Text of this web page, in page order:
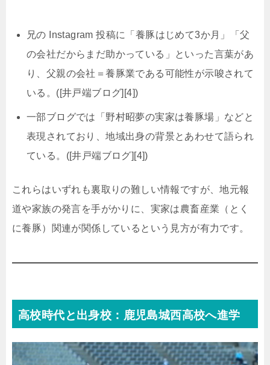
兄の Instagram 投稿に「養豚はじめて3か月」「父
の会社だからまだ助かっている」といった言葉があ
り、父親の会社＝養豚業である可能性が示唆されて
いる。([井戸端ブログ][4])
一部ブログでは「野村昭夢の実家は養豚場」などと
表現されており、地域出身の背景とあわせて語られ
ている。([井戸端ブログ][4])
これらはいずれも裏取りの難しい情報ですが、地元報
道や家族の発言を手がかりに、実家は農畜産業（とく
に養豚）関連が関係しているという見方が有力です。
高校時代と出身校：鹿児島城西高校へ進学